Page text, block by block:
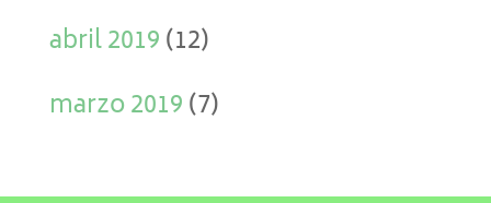
abril 2019(12)
marzo 2019(7)